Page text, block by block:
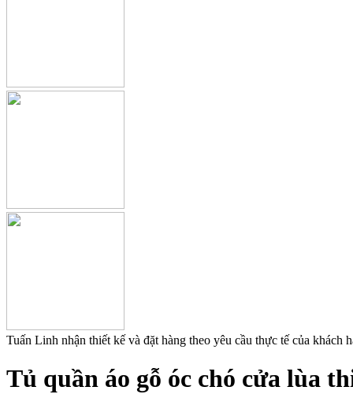
Tuấn Linh nhận thiết kế và đặt hàng theo yêu cầu thực tế của khách
Tủ quần áo gỗ óc chó cửa lùa